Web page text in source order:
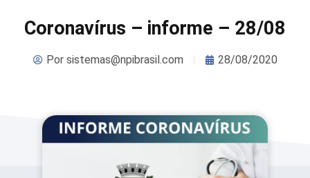
Coronavírus – informe – 28/08
Porsistemas@npibrasil.com 28/08/2020